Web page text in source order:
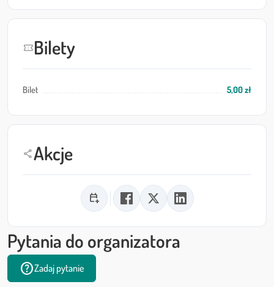
confirmation_numberBilety
Bilet 5,00 zł
shareAkcje
calendar_add_on
Pytania do organizatora
helpZadaj pytanie